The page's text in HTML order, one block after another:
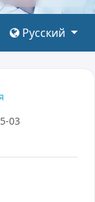
Русский
03